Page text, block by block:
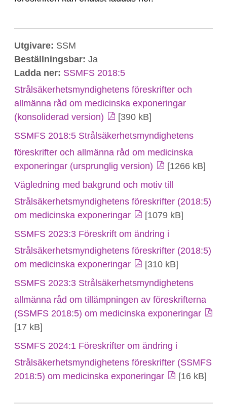
Utgivare: SSM
Beställningsbar: Ja
Ladda ner: SSMFS 2018:5
Strålsäkerhetsmyndighetens föreskrifter och
allmänna råd om medicinska exponeringar
(konsoliderad version)
[390 kB]
SSMFS 2018:5 Strålsäkerhetsmyndighetens
föreskrifter och allmänna råd om medicinska
exponeringar (ursprunglig version)
[1266 kB]
Vägledning med bakgrund och motiv till
Strålsäkerhetsmyndighetens föreskrifter (2018:5)
om medicinska exponeringar
[1079 kB]
SSMFS 2023:3 Föreskrift om ändring i
Strålsäkerhetsmyndighetens föreskrifter (2018:5)
om medicinska exponeringar
[310 kB]
SSMFS 2023:3 Strålsäkerhetsmyndighetens
allmänna råd om tillämpningen av föreskrifterna
(SSMFS 2018:5) om medicinska exponeringar
[17 kB]
SSMFS 2024:1 Föreskrifter om ändring i
Strålsäkerhetsmyndighetens föreskrifter (SSMFS
2018:5) om medicinska exponeringar
[16 kB]